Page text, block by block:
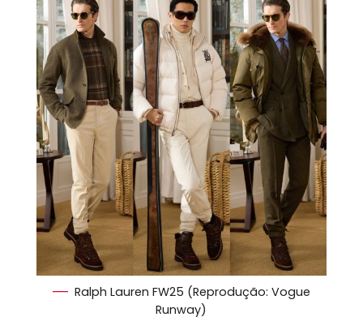
Ralph Lauren FW25 (Reprodução: Vogue
Runway)